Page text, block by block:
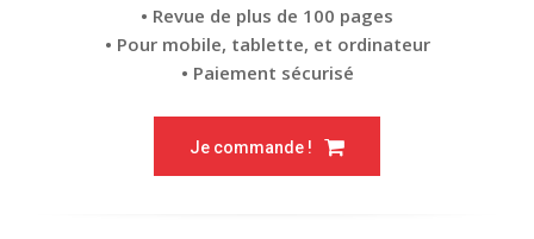
• Revue de plus de 100 pages
• Pour mobile, tablette, et ordinateur
• Paiement sécurisé
Je commande !